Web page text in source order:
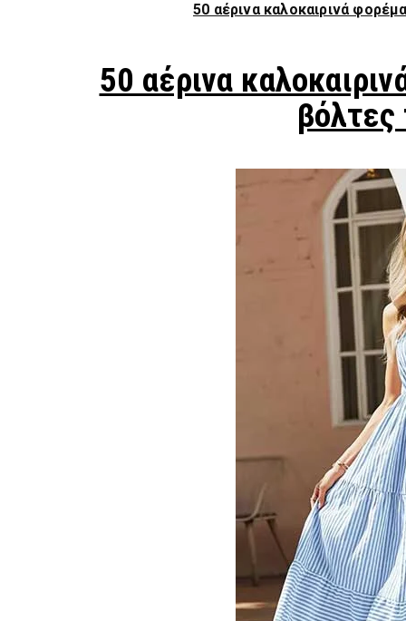
50 αέρινα καλοκαιρινά
50 αέρινα
βόλτες